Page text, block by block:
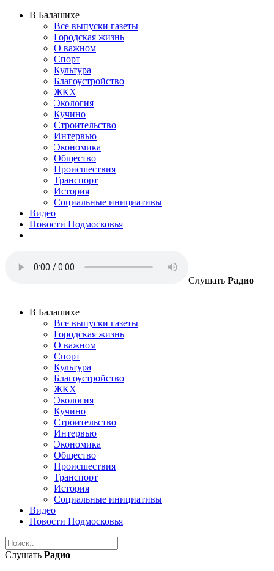
В Балашихе
Все выпуски газеты
Городская жизнь
О важном
Спорт
Культура
Благоустройство
ЖКХ
Экология
Кучино
Строительство
Интервью
Экономика
Общество
Происшествия
Транспорт
История
Социальные инициативы
Видео
Новости Подмосковья
Слушать Радио
В Балашихе
Все выпуски газеты
Городская жизнь
О важном
Спорт
Культура
Благоустройство
ЖКХ
Экология
Кучино
Строительство
Интервью
Экономика
Общество
Происшествия
Транспорт
История
Социальные инициативы
Видео
Новости Подмосковья
Слушать Радио